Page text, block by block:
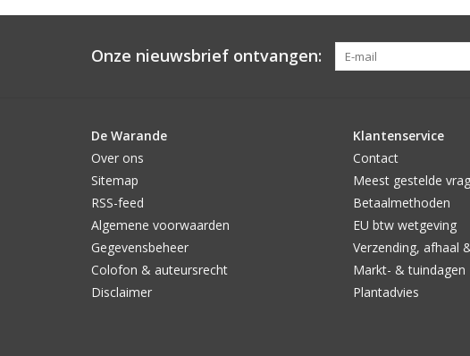
Onze nieuwsbrief ontvangen:
De Warande
Over ons
Sitemap
RSS-feed
Algemene voorwaarden
Gegevensbeheer
Colofon & auteursrecht
Disclaimer
Klantenservice
Contact
Meest gestelde
Betaalmethoden
EU btw wetgeving
Verzending, afhaal
Markt- & tuindagen
Plantadvies